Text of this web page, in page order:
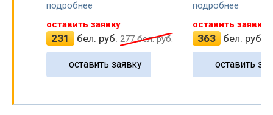
подробнее
оставить заявку
231 бел. руб. 277бел. руб.
оставить заявку
подробнее
оставить заявку
363 бел. руб.
оставить